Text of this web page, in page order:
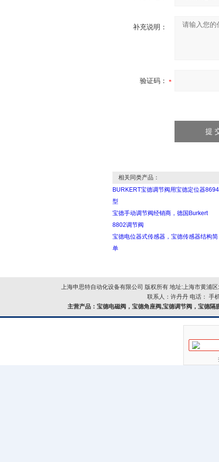
补充说明：
验证码：
相关同类产品：
BURKERT宝德调节阀用宝德定位器8694
型
宝德手动调节阀经销商，德国Burkert
8802调节阀
宝德电位器式传感器，宝德传感器结构简
单
上海申思特自动化设备有限公司 版权所有 地址:上海市黄浦
联系人：许丹丹 电话： 手
主营产品：宝德电磁阀，宝德角座阀,宝德调节阀，宝德